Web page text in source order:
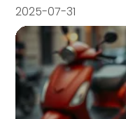
2025-07-31